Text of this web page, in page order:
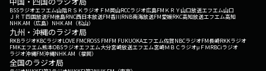
BSSラジオエフエム山陰ＲＳＫラジオ ＦＭ岡山RCCラジオ広島FM ＫＲＹ山口放送エフエム山口
ＪＲＴ四国放送FM徳島RNC西日本放送FM香川RNB南海放送FM愛媛RKC高知放送エフエム高知
NHK AM（広島） NHK AM（松山）
九州・沖縄のラジオ局
RKBラジオKBCラジオLOVE FMCROSS FMFM FUKUOKAエフエム佐賀NBCラジオFM長崎RKKラジオ
FMKエフエム熊本OBSラジオエフエム大分宮崎放送エフエム宮崎ＭＢＣラジオμＦＭRBCiラジオ
ラジオ沖縄FM沖縄NHK AM（福岡）
全国のラジオ局